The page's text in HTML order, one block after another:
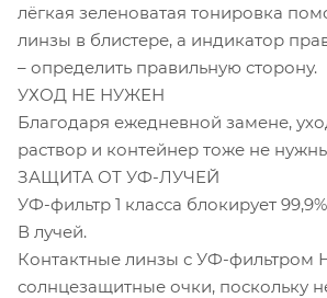
лёгкая зеленоватая тонировка
линзы в блистере, а индикатор
– определить правильную сторону.
УХОД НЕ НУЖЕН
Благодаря ежедневной замене,
раствор и контейнер тоже не
ЗАЩИТА ОТ УФ-ЛУЧЕЙ
УФ-фильтр 1 класса блокирует
В лучей.
Контактные линзы с УФ-фильтром
солнцезащитные очки, поскольку